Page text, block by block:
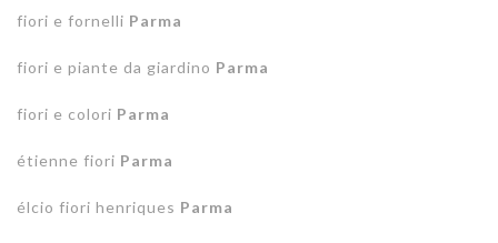
fiori e fornelli Parma
fiori e piante da giardino Parma
fiori e colori Parma
étienne fiori Parma
élcio fiori henriques Parma